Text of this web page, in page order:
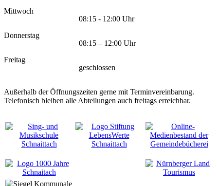
Mittwoch
08:15 - 12:00 Uhr
Donnerstag
08:15 – 12:00 Uhr
Freitag
geschlossen
Außerhalb der Öffnungszeiten gerne mit Terminvereinbarung.
Telefonisch bleiben alle Abteilungen auch freitags erreichbar.